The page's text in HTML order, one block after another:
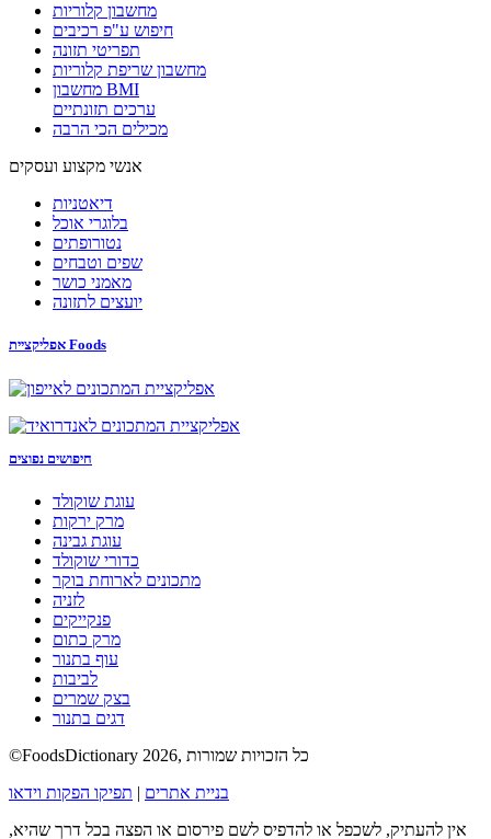
מחשבון קלוריות
חיפוש ע"פ רכיבים
תפריטי תזונה
מחשבון שריפת קלוריות
מחשבון BMI
ערכים תזונתיים
מכילים הכי הרבה
אנשי מקצוע ועסקים
דיאטניות
בלוגרי אוכל
נטורופתים
שפים וטבחים
מאמני כושר
יועצים לתזונה
אפליקציית Foods
חיפושים נפוצים
עוגת שוקולד
מרק ירקות
עוגת גבינה
כדורי שוקולד
מתכונים לארוחת בוקר
לזניה
פנקייקים
מרק כתום
עוף בתנור
לביבות
בצק שמרים
דגים בתנור
©FoodsDictionary 2026, כל הזכויות שמורות
בניית אתרים | תפיקו הפקות וידאו
אין להעתיק, לשכפל או להדפיס לשם פירסום או הפצה בכל דרך שהיא,